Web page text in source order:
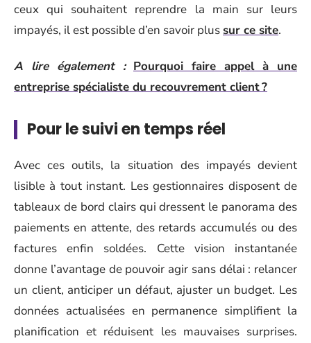
ceux qui souhaitent reprendre la main sur leurs
impayés, il est possible d’en savoir plus sur ce site.
A lire également : Pourquoi faire appel à une
entreprise spécialiste du recouvrement client ?
Pour le suivi en temps réel
Avec ces outils, la situation des impayés devient
lisible à tout instant. Les gestionnaires disposent de
tableaux de bord clairs qui dressent le panorama des
paiements en attente, des retards accumulés ou des
factures enfin soldées. Cette vision instantanée
donne l’avantage de pouvoir agir sans délai : relancer
un client, anticiper un défaut, ajuster un budget. Les
données actualisées en permanence simplifient la
planification et réduisent les mauvaises surprises.